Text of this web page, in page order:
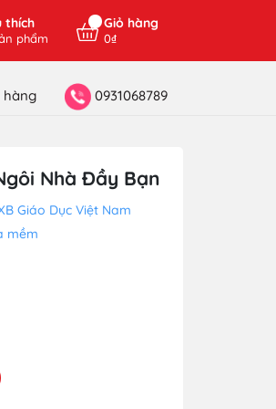
thích
phẩm
Giỏ hàng
0₫
hàng 0931068789
Nhà Đầy Bạn
Giáo Dục Việt Nam
mềm